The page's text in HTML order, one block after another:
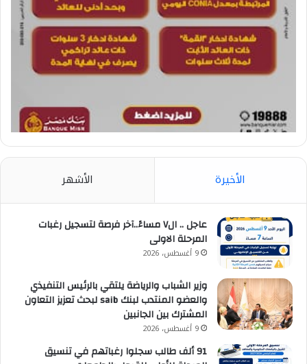
الأخيرة الأشهر
عاجل .. ال٧ مساءً..آخر فرصة لتسجيل رغبات
المرحلة الاولى
9 أغسطس، 2026
وزير الشباب والرياضة يلتقي بالرئيس التنفيذي
والعضو المنتدب لبنك saib لبحث تعزيز التعاون
المشترك بين الجانبين
9 أغسطس، 2026
91 ألف طالب سجلوا رغباتهم في تنسيق